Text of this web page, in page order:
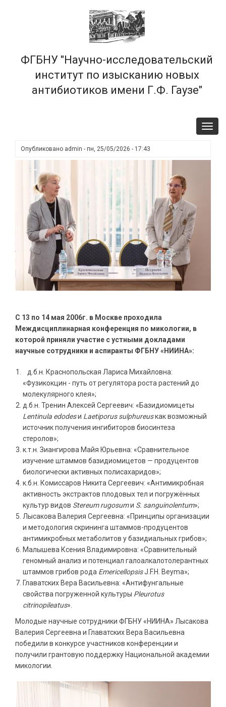
ФГБНУ "Научно-исследовательский
институт по изысканию новых
антибиотиков имени Г.Ф. Гаузе"
Опубликовано admin - пн, 25/05/2026 - 17:43
С 13 по 14 мая 2006г. в Москве проходила
Междисциплинарная конференция по микологии, в
которой приняли участие с устными докладами
научные сотрудники и аспиранты ФГБНУ «НИИНА»:
д.б.н. Краснопольская Лариса Михайловна:
«Фузикокцин - путь от регулятора роста растений до
молекулярного клея»;
д.б.н. Тренин Алексей Сергеевич: «Базидиомицеты
Lentinula edodesи Laetiporus sulphureusкак возможный
источник получения ингибиторов биосинтеза
стеролов»;
к.т.н. Зиангирова Майя Юрьевна: «Сравнительное
изучение штаммов базидиомицетов — продуцентов
биологически активных полисахаридов»;
к.б.н. Комиссаров Никита Сергеевич: «Антимикробная
активность экстрактов плодовых тел и погружённых
культур видов Stereum rugosumи S. sanguinolentum»;
Лысакова Валерия Сергеевна: «Принципы организации
и методология скрининга штаммов-продуцентов
антимикробных метаболитов у базидиальных грибов»;
Малышева Ксения Владимировна: «Сравнительный
геномный анализ и потенциал галоалкалотолерантных
штаммов грибов рода EmericellopsisJ.F.H. Beyma»;
Главатских Вера Васильевна: «Антифунгальные
свойства погруженной культуры Pleurotus
citrinopileatus».
Молодые научные сотрудники ФГБНУ «НИИНА» Лысакова
Валерия Сергеевна и Главатских Вера Васильевна
победили в конкурсе участников конференции и
получили грантовую поддержку Национальной академии
микологии.
×